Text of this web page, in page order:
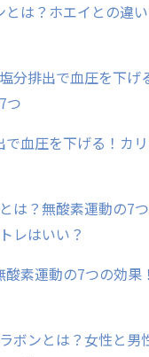
とは？ホエイとの違
で血圧を下げる！カ
素運動の7つの効果